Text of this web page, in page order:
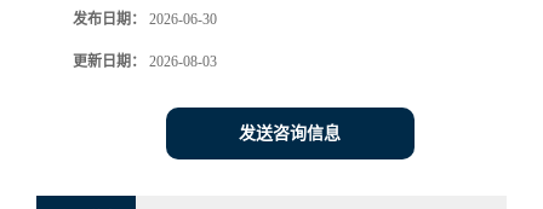
发布日期： 2026-06-30
更新日期： 2026-08-03
发送咨询信息